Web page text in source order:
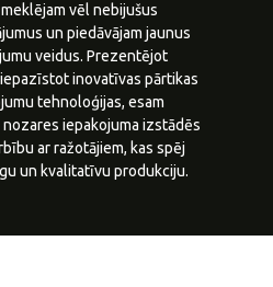
vēl nebijušus
un piedāvājam jaunus
veidus. Prezentējot
inovatīvas pārtikas
tehnoloģijas, esam
iepakojuma izstādēs
ar ražotājiem, kas spēj
un kvalitatīvu produkciju.